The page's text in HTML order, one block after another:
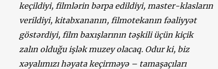
keçildiyi, filmlərin bərpa edildiyi, master-klasların
verildiyi, kitabxananın, filmotekanın fəaliyyət
göstərdiyi, film baxışlarının təşkili üçün kiçik
zalın olduğu işlək muzey olacaq. Odur ki, biz
xəyalımızı həyata keçirməyə – tamaşaçıları